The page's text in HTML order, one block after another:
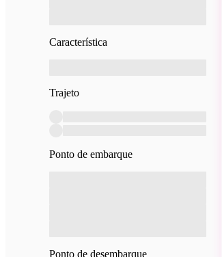
Característica
Trajeto
Ponto de embarque
Ponto de desembarque